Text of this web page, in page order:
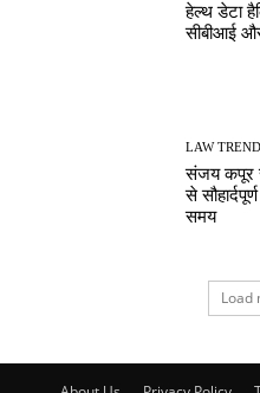
हेल्थ डेटा
सीबीआई
LAW
संजय कपूर
से
समय
Load